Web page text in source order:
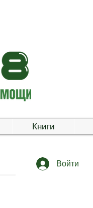
Книги
Войти